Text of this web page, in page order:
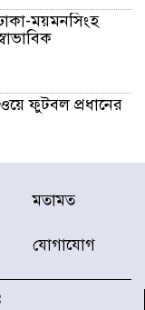
ময়মনসিংহ
ফুটবল প্রধানের
১০
মিয়া ব্যাপারীর
মতামত
যোগাযোগ